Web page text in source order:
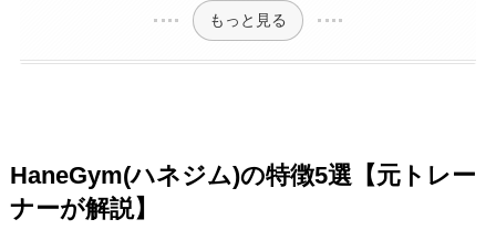
もっと見る
HaneGym(ハネジム)の特徴5選【元トレー
ナーが解説】